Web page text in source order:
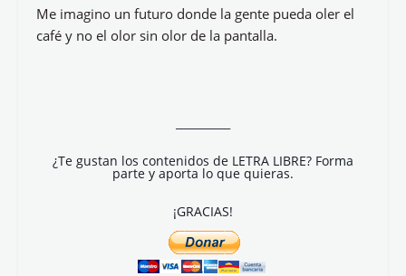
Me imagino un futuro donde la gente pueda oler el
café y no el olor sin olor de la pantalla.
¿Te gustan los contenidos de LETRA LIBRE? Forma
parte y aporta lo que quieras.
¡GRACIAS!